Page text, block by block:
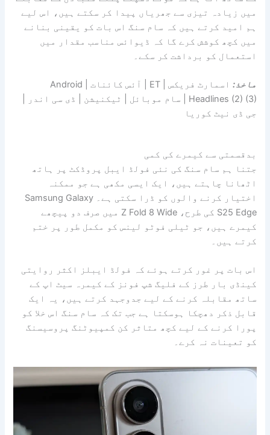
میں زیادہ تیزی سے جھریاں پیدا کر سکتے ہیں، اس لیے
ہم امید کرتے ہیں کہ سام سنگ اس بات کو یقینی بنانے
میں کچھ کوشش کرے گا کہ ڈیوائس مناسب مقدار میں
استعمال کو برداشت کر سکے۔
ماخذ:
اسمارٹ فریکس | ET | آئس کائنات | Android
Headlines (2) (3) | سام موبائل | ٹیکنیشن | ڈی سی اندر |
جی ڈی نیٹ کوریا
بدقسمتی سے کیمرے کی کمی
جتنا ہم سام سنگ کی نئی فولڈ ایبل پروڈکٹ پر ہاتھ
اٹھانا چاہتے ہیں، ایک ایسی مکھی ہے جو ممکنہ
اختیار کرنے والوں کو ڈرا سکتی ہے۔ Samsung Galaxy
S25 Edge کی طرح، Z Fold 8 Wide میں صرف دو پیچھے
کیمرے ہیں، جو ٹیلی فوٹو لینس کو مکمل طور پر ختم
کرتے ہیں۔
اس بات پر غور کرتے ہوئے کہ فولڈ ایبلز اکثر روایتی
کینڈی بار طرز کے فلیگ شپ فونز کے کیمرہ سیٹ اپ کے
ساتھ مقابلہ کرنے کے لیے جدوجہد کرتے ہیں، یہ ایک
قابل ذکر دھچکا ہوسکتا ہے جب تک کہ سام سنگ اس خلا کو
پورا کرنے کے لیے کچھ متاثر کن کمپیوٹنگ پروسیسنگ
کو تعینات نہ کرے۔